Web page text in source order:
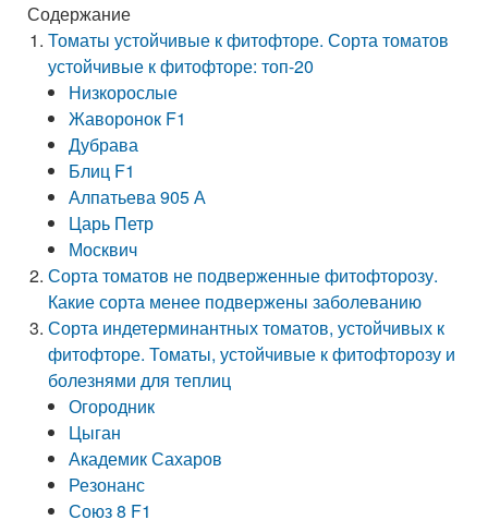
Содержание
Томаты устойчивые к фитофторе. Сорта томатов
устойчивые к фитофторе: топ-20
Низкорослые
Жаворонок F1
Дубрава
Блиц F1
Алпатьева 905 А
Царь Петр
Москвич
Сорта томатов не подверженные фитофторозу.
Какие сорта менее подвержены заболеванию
Сорта индетерминантных томатов, устойчивых к
фитофторе. Томаты, устойчивые к фитофторозу и
болезнями для теплиц
Огородник
Цыган
Академик Сахаров
Резонанс
Союз 8 F1